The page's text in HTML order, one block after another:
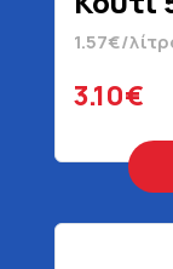
1.57€/
3.10€